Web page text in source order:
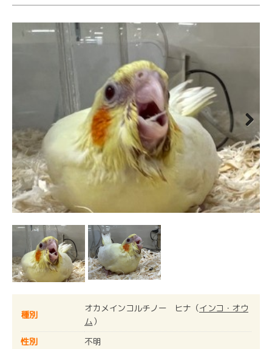
Next
種別
オカメインコルチノー ヒナ（インコ・オウ
ム）
性別
不明